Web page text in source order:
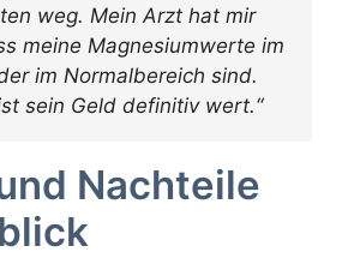
weg. Mein Arzt hat mir
meine Magnesiumwerte im
im Normalbereich sind.
sein Geld definitiv wert.“
Nachteile